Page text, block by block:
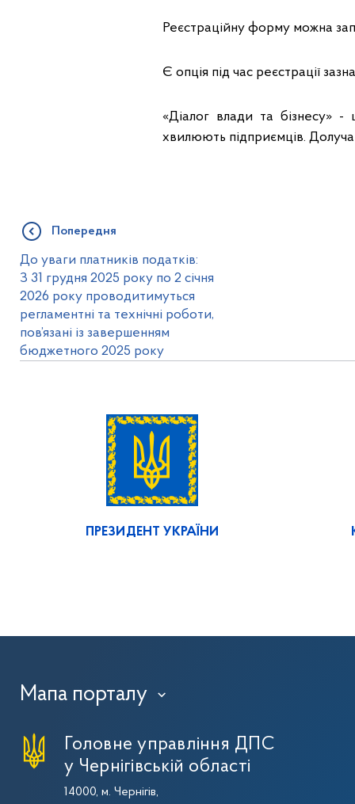
Реєстраційну форму можна
Є опція під час реєстрації
«Діалог влади та бізнесу»
хвилюють підприємців.
Попередня
До уваги платників податків:
З 31 грудня 2025 року по 2 січня
2026 року проводитимуться
регламентні та технічні роботи,
пов’язані із завершенням
бюджетного 2025 року
ПРЕЗИДЕНТ УКРАЇНИ
Мапа порталу ›
Головне управління ДПС
у Чернігівській області
14000, м. Чернігів,